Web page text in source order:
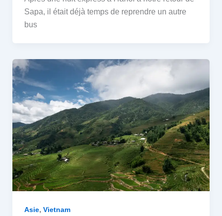
Sapa, il était déjà temps de reprendre un autre
bus
Asie, Vietnam